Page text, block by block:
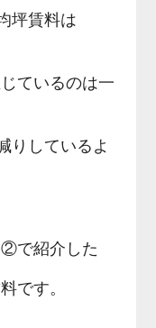
坪賃料は
ているのは一
りしているよ
で紹介した
です。